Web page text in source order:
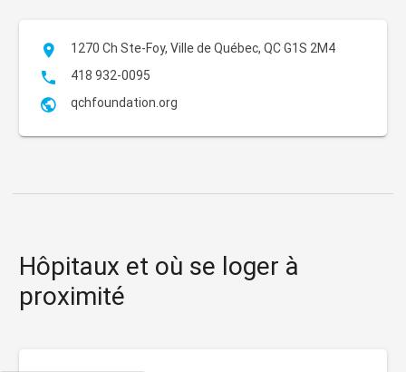
 1270 Ch Ste-Foy, Ville de Québec, QC G1S 2M4
 418 932-0095
 qchfoundation.org
Hôpitaux et où se loger à
proximité